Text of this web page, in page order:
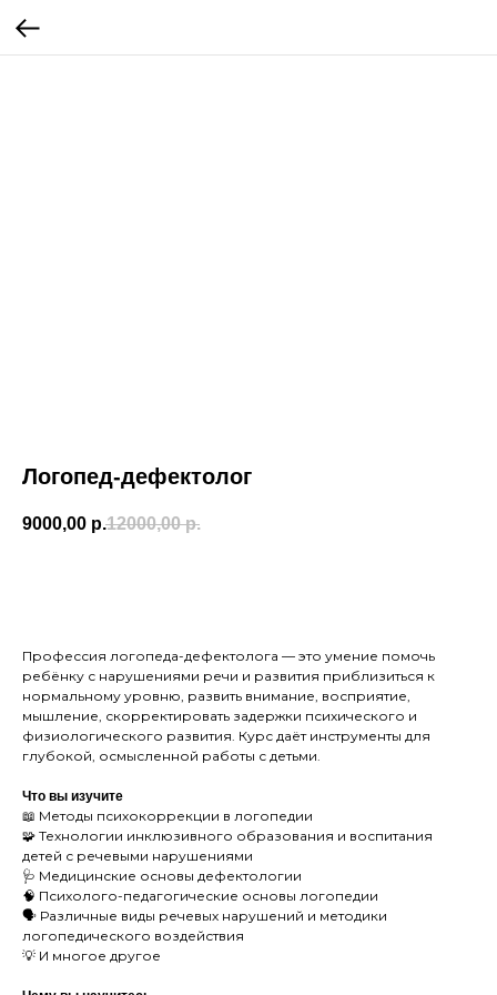
Логопед-дефектолог
9000,00 р.12000,00 р.
Профессия логопеда-дефектолога — это умение помочь
ребёнку с нарушениями речи и развития приблизиться к
нормальному уровню, развить внимание, восприятие,
мышление, скорректировать задержки психического и
физиологического развития. Курс даёт инструменты для
глубокой, осмысленной работы с детьми.
Что вы изучите
📖 Методы психокоррекции в логопедии
🧩 Технологии инклюзивного образования и воспитания
детей с речевыми нарушениями
🩺 Медицинские основы дефектологии
🧠 Психолого-педагогические основы логопедии
🗣 Различные виды речевых нарушений и методики
логопедического воздействия
💡 И многое другое